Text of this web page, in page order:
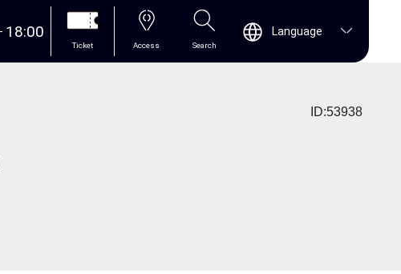
18:00
Ticket Access Search
Language
ID:53938